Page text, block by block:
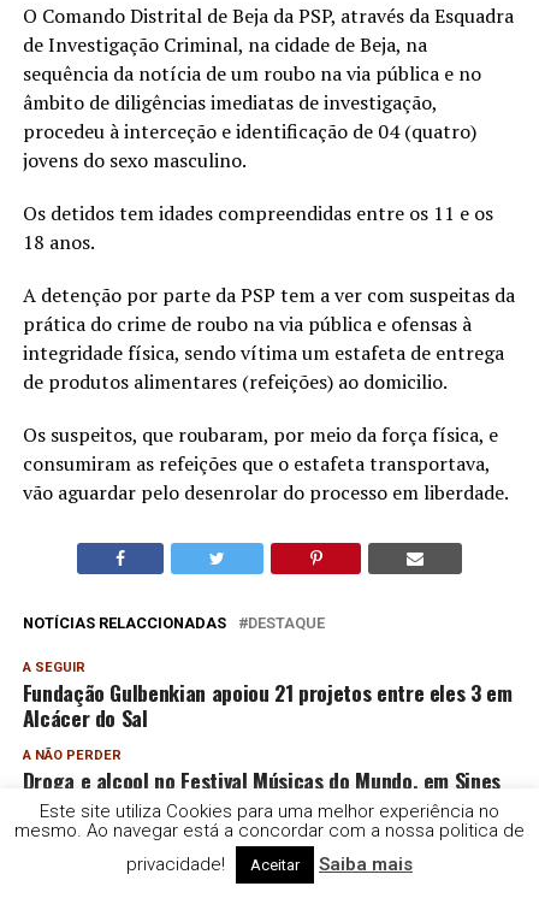
O Comando Distrital de Beja da PSP, através da Esquadra
de Investigação Criminal, na cidade de Beja, na
sequência da notícia de um roubo na via pública e no
âmbito de diligências imediatas de investigação,
procedeu à interceção e identificação de 04 (quatro)
jovens do sexo masculino.
Os detidos tem idades compreendidas entre os 11 e os
18 anos.
A detenção por parte da PSP tem a ver com suspeitas da
prática do crime de roubo na via pública e ofensas à
integridade física, sendo vítima um estafeta de entrega
de produtos alimentares (refeições) ao domicilio.
Os suspeitos, que roubaram, por meio da força física, e
consumiram as refeições que o estafeta transportava,
vão aguardar pelo desenrolar do processo em liberdade.
NOTÍCIAS RELACCIONADAS DESTAQUE
A SEGUIR
Fundação Gulbenkian apoiou 21 projetos entre eles 3 em
Alcácer do Sal
A NÃO PERDER
Droga e alcool no Festival Músicas do Mundo, em Sines
Rádio e Televisão do Sul | TDS
Este site utiliza Cookies para uma melhor experiência no
mesmo. Ao navegar está a concordar com a nossa politica de
privacidade!
Aceitar Saiba mais